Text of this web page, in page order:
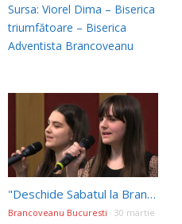
Sursa: Viorel Dima – Biserica
triumfătoare – Biserica
Adventista Brancoveanu
"Deschide Sabatul la Brancoveanu" – 23 februarie 2018
Brancoveanu Bucuresti
30 martie